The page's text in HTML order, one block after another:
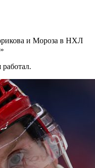
и Мороза в НХЛ